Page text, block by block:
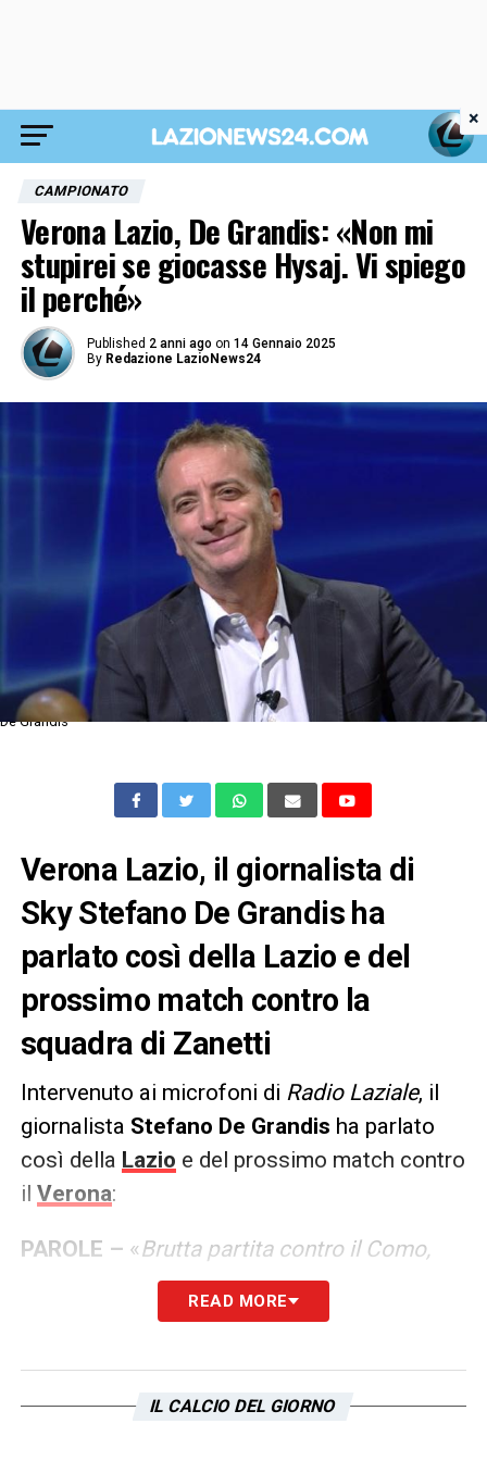
CAMPIONATO
Verona Lazio, De Grandis: «Non mi
stupirei se giocasse Hysaj. Vi spiego
il perché»
Published 2 anni ago on 14 Gennaio 2025
By Redazione LazioNews24
De Grandis
Verona Lazio, il giornalista di
Sky Stefano De Grandis ha
parlato così della Lazio e del
prossimo match contro la
squadra di Zanetti
Intervenuto ai microfoni di Radio Laziale, il
giornalista Stefano De Grandis ha parlato
così della Lazio e del prossimo match contro
il Verona:
PAROLE – «Brutta partita contro il Como,
ma in dieci uomini hai anche avuto le tue
occasioni. Tchaouna? Poteva essere più
lavorare sulle preventive e prevedere le
READ MORE
IL CALCIO DEL GIORNO
×